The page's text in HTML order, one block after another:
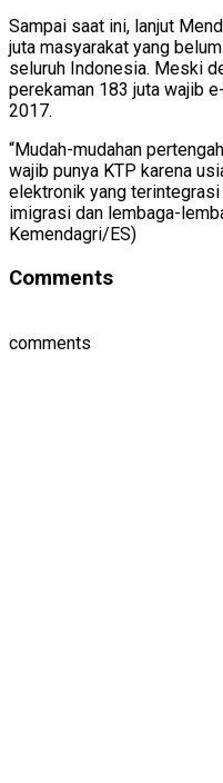
Sampai saat ini, lanjut
juta masyarakat yang
seluruh Indonesia. Meski
perekaman 183 juta wajib
2017.
“Mudah-mudahan
wajib punya KTP karena
elektronik yang
imigrasi dan lembaga-
Kemendagri/ES)
Comments
comments